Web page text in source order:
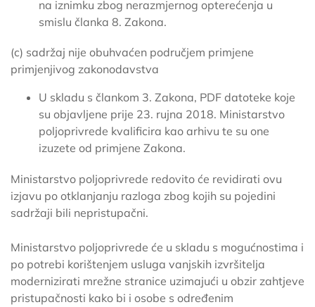
na iznimku zbog nerazmjernog opterećenja u
smislu članka 8. Zakona.
(c) sadržaj nije obuhvaćen područjem primjene
primjenjivog zakonodavstva
U skladu s člankom 3. Zakona, PDF datoteke koje
su objavljene prije 23. rujna 2018. Ministarstvo
poljoprivrede kvalificira kao arhivu te su one
izuzete od primjene Zakona.
Ministarstvo poljoprivrede redovito će revidirati ovu
izjavu po otklanjanju razloga zbog kojih su pojedini
sadržaji bili nepristupačni.
Ministarstvo poljoprivrede će u skladu s mogućnostima i
po potrebi korištenjem usluga vanjskih izvršitelja
modernizirati mrežne stranice uzimajući u obzir zahtjeve
pristupačnosti kako bi i osobe s određenim